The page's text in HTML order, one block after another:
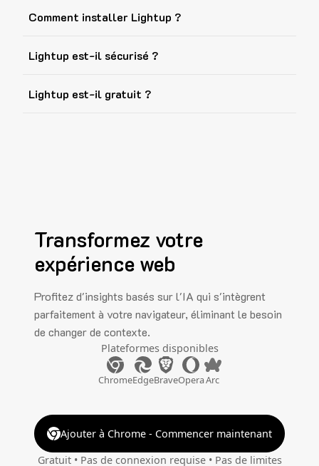
Comment installer Lightup ?
Lightup est-il sécurisé ?
Lightup est-il gratuit ?
Transformez votre
expérience web
Profitez d'insights basés sur l'IA qui s'intègrent
parfaitement à votre navigateur, éliminant le besoin
de changer de contexte.
Plateformes disponibles
ChromeEdgeBraveOperaArc
Ajouter à Chrome - Commencer maintenant
Gratuit • Pas de connexion requise • Pas de limites